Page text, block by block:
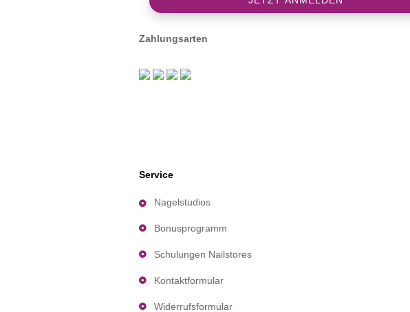
Zahlungsarten
Service
Nagelstudios
Bonusprogramm
Schulungen Nailstores
Kontaktformular
Widerrufsformular